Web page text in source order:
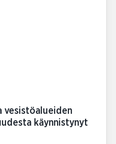
vesistöalueiden
käynnistynyt